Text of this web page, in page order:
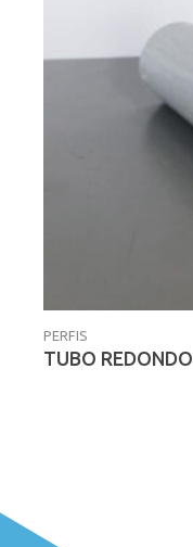
PERFIS
TUBO REDONDO